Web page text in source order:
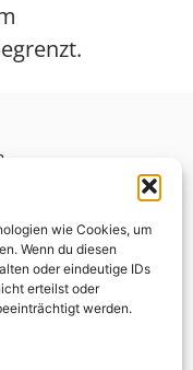
wie Cookies, um
Wenn du diesen
oder eindeutige IDs
erteilst oder
werden.